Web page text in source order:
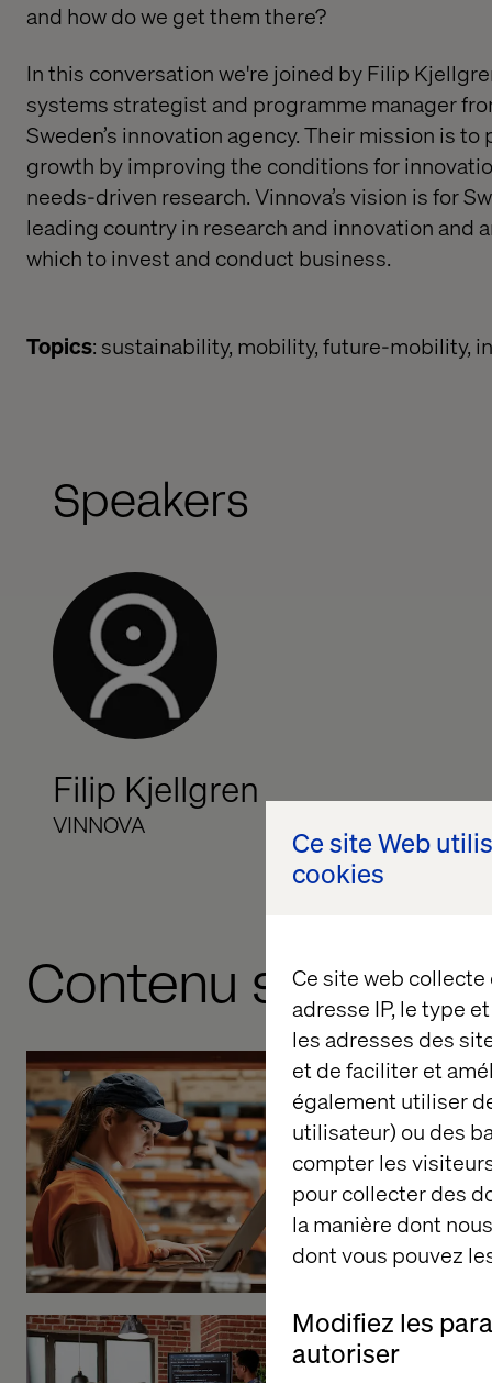
Ce site Web
cookies
Ce site web
adresse IP, le type
les adresses des
et de faciliter et
également utiliser
utilisateur) ou des
compter les
pour collecter des
la manière dont
dont vous pouvez
Modifiez les
autoriser
and how do we get them there?
In this conversation we're joined by Filip
systems strategist and programme manager
Sweden’s innovation agency. Their mission is
growth by improving the conditions for
needs-driven research. Vinnova’s vision is for
leading country in research and innovation and
which to invest and conduct business.
Topics: sustainability, mobility, future-mobility,
Speakers
Filip Kjellgren
VINNOVA
Contenu similaire
DS
Listen the